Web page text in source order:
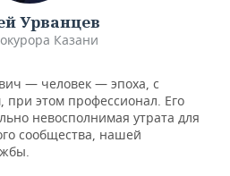
Урванцев
Казани
— человек — эпоха, с
этом профессионал. Его
невосполнимая утрата для
сообщества, нашей